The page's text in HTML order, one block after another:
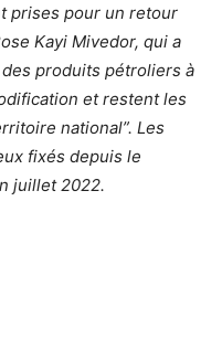
prises pour un retour
Kayi Mivedor, qui a
produits pétroliers à
et restent les
national”. Les
fixés depuis le
juillet 2022.